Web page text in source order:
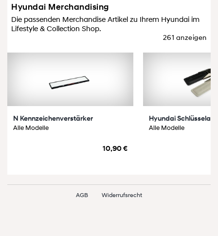
Hyundai Merchandising
Die passenden Merchandise Artikel zu Ihrem Hyundai im
Lifestyle & Collection Shop.
261 anzeigen
N Kennzeichenverstärker
Alle Modelle
10,90 €
Hyundai
Alle Modelle
AGB Widerrufsrecht